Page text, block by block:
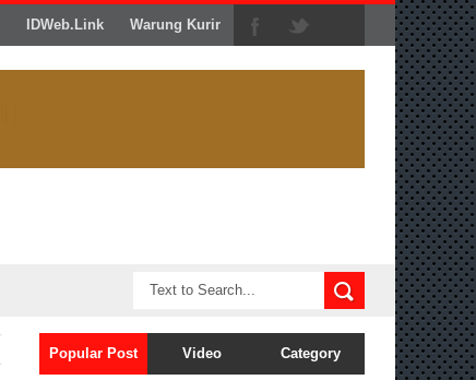
IDWeb.Link Warung Kurir
Popular Post Video Category